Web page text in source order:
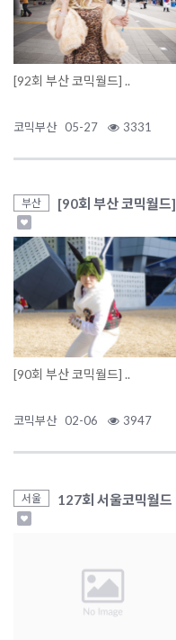
[92회 부산 코믹월드] ..
코믹부산 05-27 3331
부산 [90회 부산 코믹월드]
[90회 부산 코믹월드] ..
코믹부산 02-06 3947
서울 127회 서울코믹월드